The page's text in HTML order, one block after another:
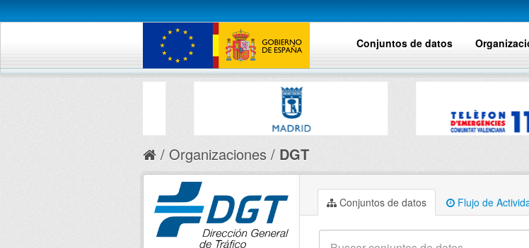
Conjuntos de datos
Organizaciones DGT
Conjuntos de datos Flujo de